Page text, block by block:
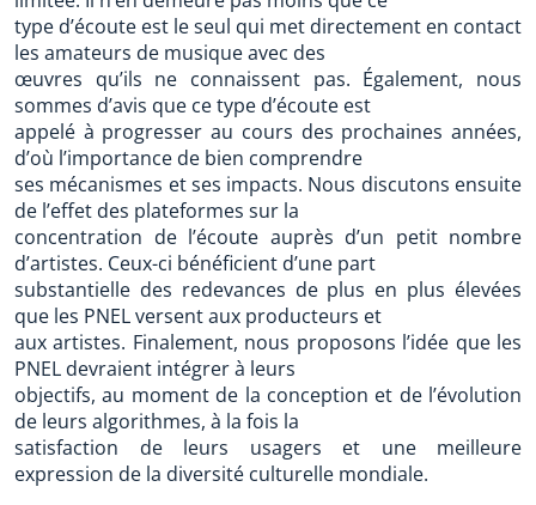
type d’écoute est le seul qui met directement en contact
les amateurs de musique avec des
œuvres qu’ils ne connaissent pas. Également, nous
sommes d’avis que ce type d’écoute est
appelé à progresser au cours des prochaines années,
d’où l’importance de bien comprendre
ses mécanismes et ses impacts. Nous discutons ensuite
de l’effet des plateformes sur la
concentration de l’écoute auprès d’un petit nombre
d’artistes. Ceux-ci bénéficient d’une part
substantielle des redevances de plus en plus élevées
que les PNEL versent aux producteurs et
aux artistes. Finalement, nous proposons l’idée que les
PNEL devraient intégrer à leurs
objectifs, au moment de la conception et de l’évolution
de leurs algorithmes, à la fois la
satisfaction de leurs usagers et une meilleure
expression de la diversité culturelle mondiale.